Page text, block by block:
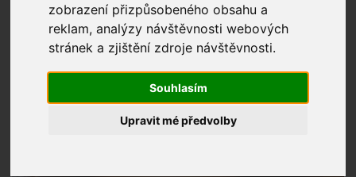
zobrazení přizpůsobeného obsahu a
reklam, analýzy návštěvnosti webových
stránek a zjištění zdroje návštěvnosti.
Souhlasím
Upravit mé předvolby